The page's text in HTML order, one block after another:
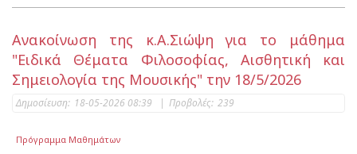
Ανακοίνωση της κ.Α.Σιώψη για το μάθημα
"Ειδικά Θέματα Φιλοσοφίας, Αισθητική και
Σημειολογία της Μουσικής" την 18/5/2026
Δημοσίευση: 18-05-2026 08:39 | Προβολές: 239
Πρόγραμμα Μαθημάτων